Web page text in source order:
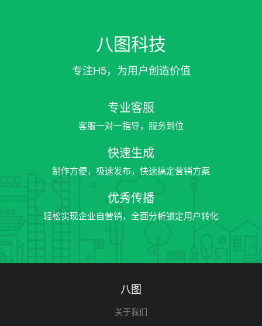
八图科技
专注H5，为用户创造价值
专业客服
客服一对一指导，服务到位
快速生成
制作方便，极速发布，快速搞定营销方案
优秀传播
轻松实现企业自营销，全面分析锁定用户转化
八图
关于我们